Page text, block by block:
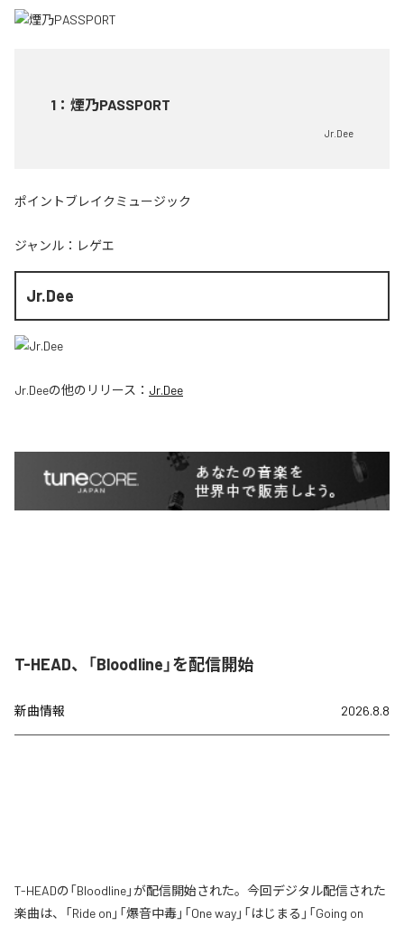
1 ： 煙乃PASSPORT
Jr.Dee
ポイントブレイクミュージック
ジャンル： レゲエ
Jr.Dee
Jr.Deeの他のリリース： Jr.Dee
T-HEAD、「Bloodline」を配信開始
新曲情報 2026.8.8
T-HEADの「Bloodline」が配信開始された。今回デジタル配信された
楽曲は、「Ride on」「爆音中毒」「One way」「はじまる」「Going on